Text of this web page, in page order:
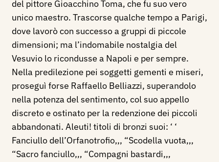
del pittore Gioacchino Toma, che fu suo vero
unico maestro. Trascorse qualche tempo a Parigi,
dove lavorò con successo a gruppi di piccole
dimensioni; ma l’indomabile nostalgia del
Vesuvio lo ricondusse a Napoli e per sempre.
Nella predilezione pei soggetti gementi e miseri,
proseguì forse Raffaello Belliazzi, superandolo
nella potenza del sentimento, col suo appello
discreto e ostinato per la redenzione dei piccoli
abbandonati. Aleuti! titoli di bronzi suoi: ‘ ‘
Fanciullo dell’Orfanotrofio,,, “Scodella vuota,,,
“Sacro fanciullo,,, “Compagni bastardi,,,